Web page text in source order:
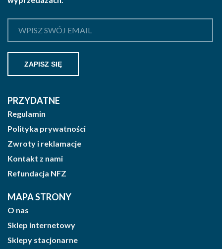
PRZYDATNE
Regulamin
Polityka prywatności
Zwroty i reklamacje
Kontakt z nami
Refundacja NFZ
MAPA STRONY
O nas
Sklep internetowy
Sklepy stacjonarne